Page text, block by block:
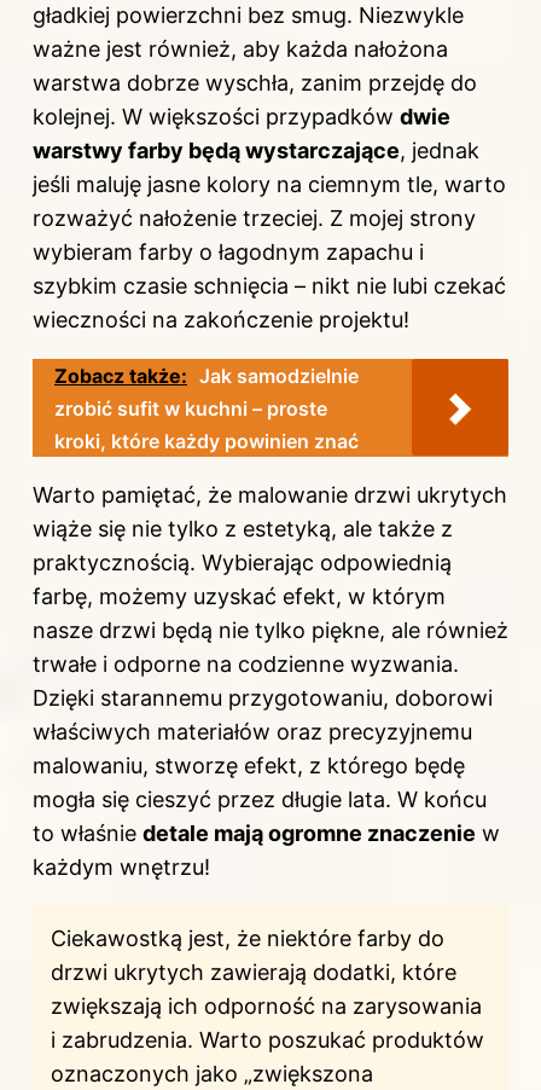
gładkiej powierzchni bez smug. Niezwykle
ważne jest również, aby każda nałożona
warstwa dobrze wyschła, zanim przejdę do
kolejnej. W większości przypadków dwie
warstwy farby będą wystarczające, jednak
jeśli maluję jasne kolory na ciemnym tle, warto
rozważyć nałożenie trzeciej. Z mojej strony
wybieram farby o łagodnym zapachu i
szybkim czasie schnięcia – nikt nie lubi czekać
wieczności na zakończenie projektu!
Zobacz także: Jak samodzielnie
zrobić sufit w kuchni – proste
kroki, które każdy powinien znać
Warto pamiętać, że malowanie drzwi ukrytych
wiąże się nie tylko z estetyką, ale także z
praktycznością. Wybierając odpowiednią
farbę, możemy uzyskać efekt, w którym
nasze drzwi będą nie tylko piękne, ale również
trwałe i odporne na codzienne wyzwania.
Dzięki starannemu przygotowaniu, doborowi
właściwych materiałów oraz precyzyjnemu
malowaniu, stworzę efekt, z którego będę
mogła się cieszyć przez długie lata. W końcu
to właśnie detale mają ogromne znaczenie w
każdym wnętrzu!
Ciekawostką jest, że niektóre farby do
drzwi ukrytych zawierają dodatki, które
zwiększają ich odporność na zarysowania
i zabrudzenia. Warto poszukać produktów
oznaczonych jako „zwiększona